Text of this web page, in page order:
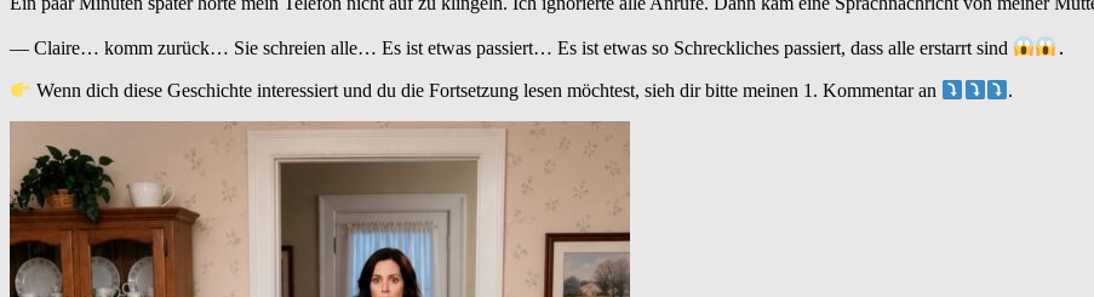
— Claire… komm zurück… Sie schreien alle… Es ist etwas passiert… Es ist etwas so Schreckliches passiert, dass alle erstarrt sind ․
Wenn dich diese Geschichte interessiert und du die Fortsetzung lesen möchtest, sieh dir bitte meinen 1. Kommentar an .